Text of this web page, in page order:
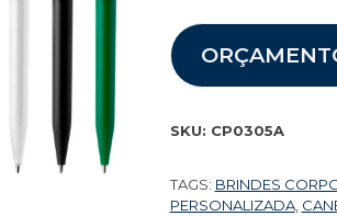
SKU: CP0305A
TAGS: BRINDES
PERSONALIZADA,